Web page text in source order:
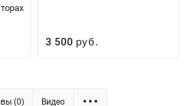
3 500 руб.
(0) Видео